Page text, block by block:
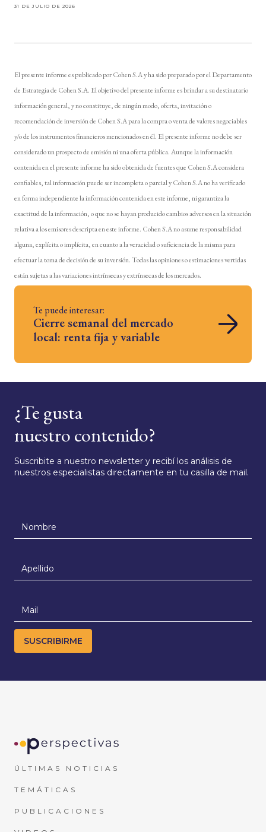
31 DE JULIO DE 2026
El presente informe es publicado por Cohen S.A y ha sido preparado por el Departamento
de Estrategia de Cohen S.A. El objetivo del presente informe es brindar a su destinatario
información general, y no constituye, de ningún modo, oferta, invitación o
recomendación de inversión de Cohen S.A para la compra o venta de valores negociables
y/o de los instrumentos financieros mencionados en él. El presente informe no debe ser
considerado un prospecto de emisión ni una oferta pública. Aunque la información
contenida en el presente informe ha sido obtenida de fuentes que Cohen S.A considera
confiables, tal información puede ser incompleta o parcial y Cohen S.A no ha verificado
en forma independiente la información contenida en este informe, ni garantiza la
exactitud de la información, o que no se hayan producido cambios adversos en la situación
relativa a los emisores descripta en este informe. Cohen S.A no asume responsabilidad
alguna, explícita o implícita, en cuanto a la veracidad o suficiencia de la misma para
efectuar la toma de decisión de su inversión. Todas las opiniones o estimaciones vertidas
están sujetas a las variaciones intrínsecas y extrínsecas de los mercados.
Te puede interesar:
Cierre semanal del mercado
local: renta fija y variable
¿Te gusta
nuestro contenido?
Suscribite a nuestro newsletter y recibí los análisis de
nuestros especialistas directamente en tu casilla de mail.
ÚLTIMAS NOTICIAS
TEMÁTICAS
PUBLICACIONES